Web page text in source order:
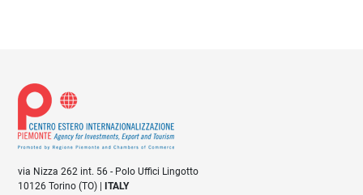
via Nizza 262 int. 56 - Polo Uffici Lingotto
10126 Torino (TO) |
ITALY